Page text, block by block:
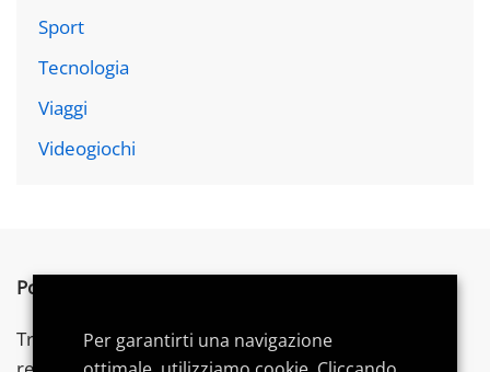
Sport
Tecnologia
Viaggi
Videogiochi
Postword.it
Troverai articoli su tecnologia,videogames
Per garantirti una navigazione